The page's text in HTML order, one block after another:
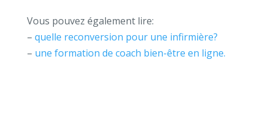
Vous pouvez également lire:
– quelle reconversion pour une infirmière?
– une formation de coach bien-être en ligne.